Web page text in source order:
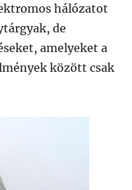
hálózatot
de
amelyeket a
között csak